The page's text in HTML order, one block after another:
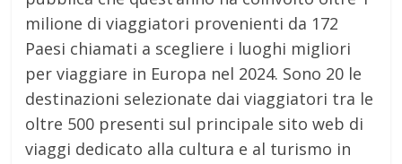
milione di viaggiatori provenienti da 172
Paesi chiamati a scegliere i luoghi migliori
per viaggiare in Europa nel 2024. Sono 20 le
destinazioni selezionate dai viaggiatori tra le
oltre 500 presenti sul principale sito web di
viaggi dedicato alla cultura e al turismo in